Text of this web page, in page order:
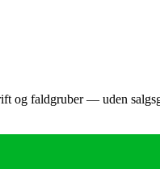
og faldgruber — uden